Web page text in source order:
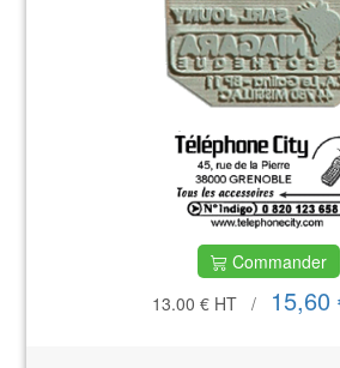
Commander
13.00 € HT / 15,60